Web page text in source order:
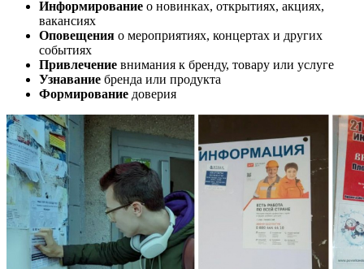
Информирование о новинках, открытиях, акциях,
вакансиях
Оповещения о мероприятиях, концертах и других
событиях
Привлечение внимания к бренду, товару или услуге
Узнавание бренда или продукта
Формирование доверия